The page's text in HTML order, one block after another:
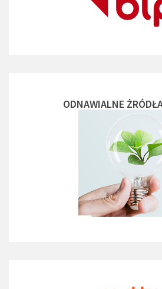
ODNAWIALNE